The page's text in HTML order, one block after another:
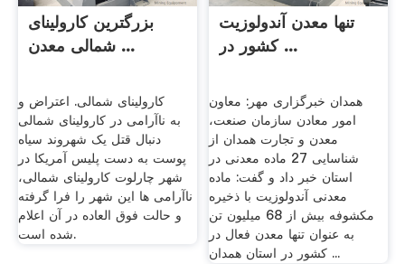
بزرگترین کارولینای
شمالی معدن ...
کارولینای شمالی. اعتراض و
ناآرامی در کارولینای شمالی‎ به
دنبال قتل یک شهروند سیاه
پوست به دست پلیس آمریکا در
شهر چارلوت کارولینای شمالی،
ناآرامی ها این شهر را فرا گرفته
و حالت فوق العاده در آن اعلام
شده است.
تنها معدن آندولوزیت
کشور در ...
همدان خبرگزاری مهر: معاون
امور معادن سازمان صنعت،
معدن و تجارت همدان از
شناسایی 27 ماده معدنی در
استان خبر داد و گفت: ماده
معدنی آندولوزیت با ذخیره
مکشوفه بیش از 68 میلیون تن
به عنوان تنها معدن فعال در
کشور در استان همدان ...